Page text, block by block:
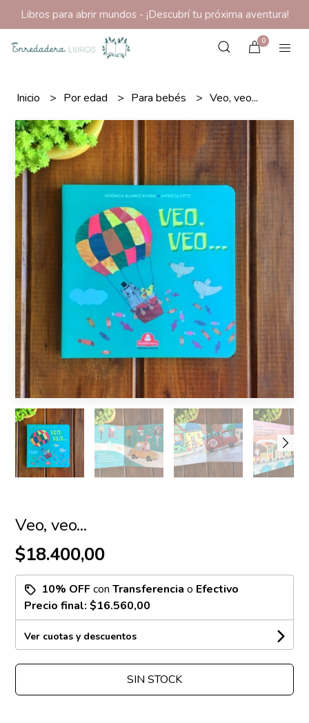
Libros para abrir mundos - ¡Descubrí tu próxima aventura!
0
Inicio Por edad Para bebés Veo, veo...
Veo, veo...
$18.400,00
10% OFFconTransferencia o Efectivo
Precio final:$16.560,00
Ver cuotas y descuentos
SIN STOCK